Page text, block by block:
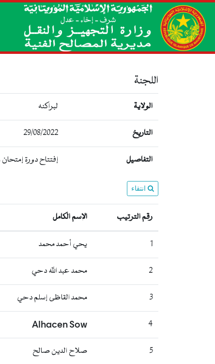
اللجنة
الولاية لبراكنه
التاريخ 29/08/2022
التفاصيل إفتتاح دورة
انتقاء
رقم الترتيب الإسم الكامل
1 يحي أحمد محمد
2 محمد عبد الله دحي
3 محمد القاظى إسلم دحي
4
Alhacen Sow
5 صلاح الدين صالح